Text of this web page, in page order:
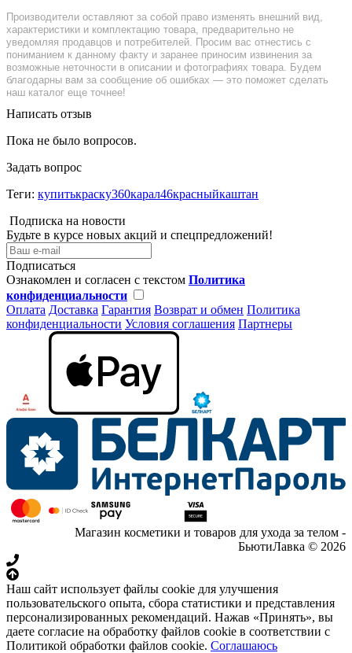
Производители оставляют за собой право изменять внешний вид,
характеристики и комплектацию товара, предварительно не
уведомляя продавцов и потребителей. Просим вас отнестись с
пониманием к данному факту и заранее приносим извинения за
возможные неточности в описании и фотографиях товара. Будем
благодарны вам за сообщение об ошибках — это поможет сделать
наш каталог еще точнее!
Написать отзыв
Пока не было вопросов.
Задать вопрос
Теги: купитькраску360карал46красныйкаштан
Подписка на новости
Будьте в курсе новых акций и спецпредложений!
Подписаться
Ознакомлен и согласен с текстом Политика
конфиденциальности
Оплата Доставка Гарантия Возврат и обмен Политика
конфиденциальности Условия соглашения Партнеры
Магазин косметики и товаров для ухода за телом -
БьютиЛавка © 2026
Наш сайт использует файлы cookie для улучшения
пользовательского опыта, сбора статистики и представления
персонализированных рекомендаций. Нажав «Принять», вы
даете согласие на обработку файлов cookie в соответствии с
Политикой обработки файлов cookie. Соглашаюсь